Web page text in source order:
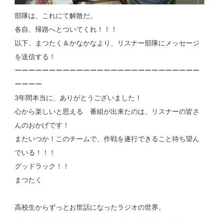
部隊は、これにて解散だ。
各自、帰路へとついてくれ！！！
以下、まつたく＆かなかなより、リスナー部隊にメッセージ
を送信する！
ーーーーーーーーーーーーーーーーーーーーーーーーーーー
ーーーー
3年間本当に、ありがとうございました！
心から楽しいと思える 番組が出来たのは、リスナーの皆さ
んのおかげです！
またいつか！このチームで、作戦を遂行できること待ち望ん
でいる！！！
グッドラック！！
まつたく
高校生からずっとお世話になったラジオの世界。